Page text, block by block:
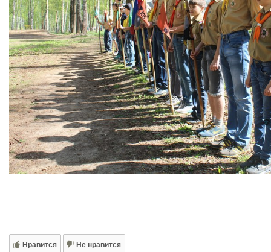
Нравится Не нравится